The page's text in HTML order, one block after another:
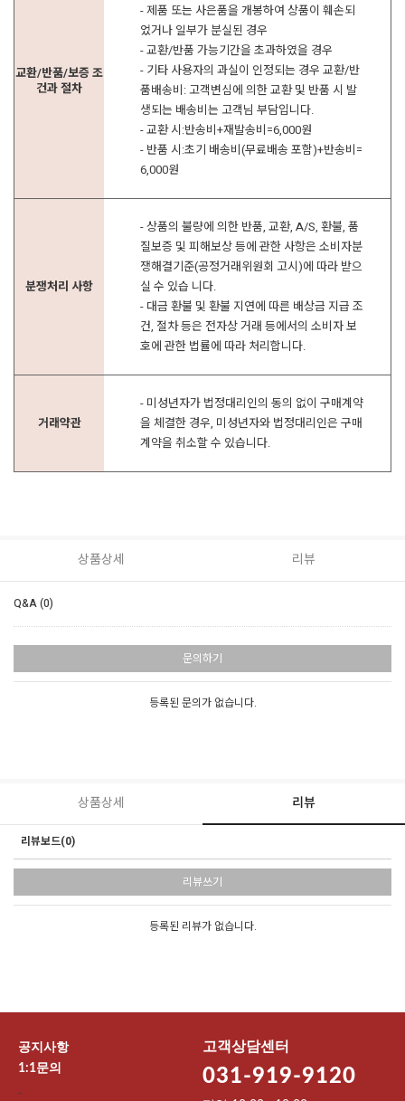
교환/반품/보증 조
건과 절차
- 제품 또는 사은품을 개봉하여 상품이 훼손되
었거나 일부가 분실된 경우
- 교환/반품 가능기간을 초과하였을 경우
- 기타 사용자의 과실이 인정되는 경우 교환/반
품배송비: 고객변심에 의한 교환 및 반품 시 발
생되는 배송비는 고객님 부담입니다.
- 교환 시:반송비+재발송비=6,000원
- 반품 시:초기 배송비(무료배송 포함)+반송비=
6,000원
분쟁처리 사항
- 상품의 불량에 의한 반품, 교환, A/S, 환불, 품
질보증 및 피해보상 등에 관한 사항은 소비자분
쟁해결기준(공정거래위원회 고시)에 따라 받으
실 수 있습 니다.
- 대금 환불 및 환불 지연에 따른 배상금 지급 조
건, 절차 등은 전자상 거래 등에서의 소비자 보
호에 관한 법률에 따라 처리합니다.
거래약관
- 미성년자가 법정대리인의 동의 없이 구매계약
을 체결한 경우, 미성년자와 법정대리인은 구매
계약을 취소할 수 있습니다.
상품상세 리뷰
Q&A (0)
문의하기
등록된 문의가 없습니다.
상품상세 리뷰
리뷰보드(0)
리뷰쓰기
등록된 리뷰가 없습니다.
공지사항
1:1문의
-
고객상담센터
031-919-9120